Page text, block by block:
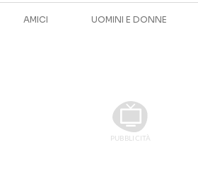
CANALI TV
SERIE TV
AMICI UOMINI E DONNE